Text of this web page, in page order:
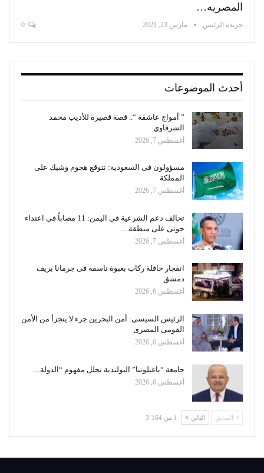
المصريه…
جريدة الرئيس مارس 23, 2021
أحدث الموضوعات
” أمواج عاشقة “.. قصة قصيرة للأديب محمد
الشرقاوي
أغسطس 7, 2026
مسؤولون فى السعودية: نتوقع هجوم وشيك على
المملكة
أغسطس 7, 2026
تحالف دعم الشرعية في اليمن: 11 مصاباً في اعتداء
حوثى على منطقة…
أغسطس 7, 2026
انفجار حافلة ركاب بعبوة ناسفة فى جرمانا بريف
دمشق
أغسطس 6, 2026
الرئيس السيسى: أمن البحرين جزء لا يتجزأ من الأمن
القومى المصرى
أغسطس 6, 2026
جامعة “ياغيلونيا” البولندية تحلل مفهوم “الدولة…
أغسطس 6, 2026
السابق التالي 1 من 3٬164